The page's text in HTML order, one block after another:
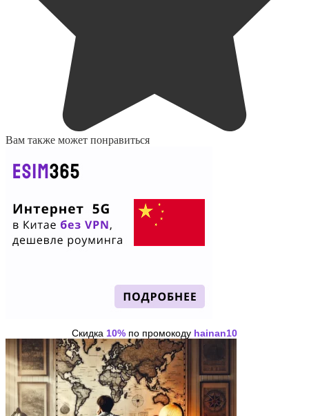
Вам также может понравиться
Скидка 10% по промокоду hainan10